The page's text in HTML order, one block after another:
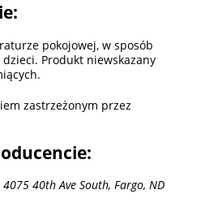
pokojowej, w sposób
Produkt niewskazany
zastrzeżonym przez
40th Ave South, Fargo, ND